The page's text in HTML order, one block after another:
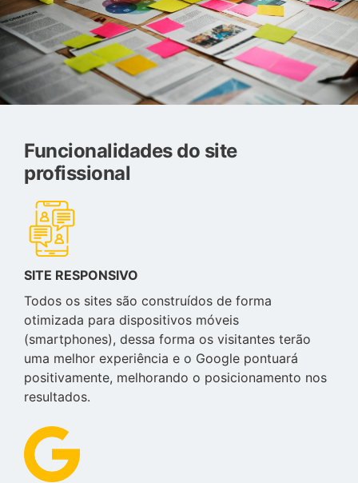
Funcionalidades do site
profissional
SITE RESPONSIVO
Todos os sites são construídos de forma
otimizada para dispositivos móveis
(smartphones), dessa forma os visitantes terão
uma melhor experiência e o Google pontuará
positivamente, melhorando o posicionamento nos
resultados.